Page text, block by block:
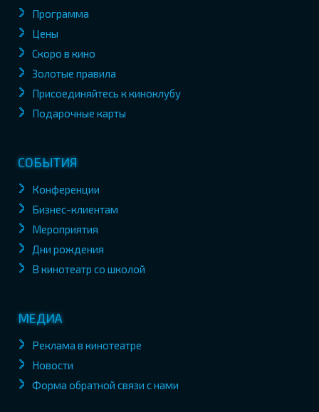
Программа
Цены
Скоро в кино
Золотые правила
Присоединяйтесь к киноклубу
Подарочные карты
СОБЫТИЯ
Конференции
Бизнес-клиентам
Мероприятия
Дни рождения
В кинотеатр со школой
МЕДИА
Реклама в кинотеатре
Новости
Форма обратной связи с нами